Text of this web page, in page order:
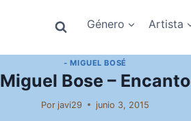
Género Artista
- MIGUEL BOSÉ
Miguel Bose – Encanto
Por javi29 junio 3, 2015